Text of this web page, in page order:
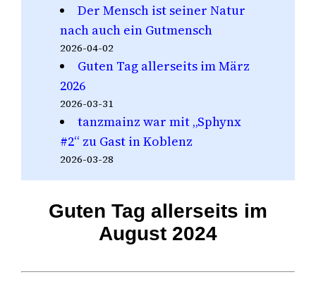
Der Mensch ist seiner Natur
nach auch ein Gutmensch
2026-04-02
Guten Tag allerseits im März
2026
2026-03-31
tanzmainz war mit „Sphynx
#2“ zu Gast in Koblenz
2026-03-28
Guten Tag allerseits im
August 2024